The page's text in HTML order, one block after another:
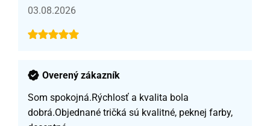
03.08.2026
Overený zákazník
Som spokojná.Rýchlosť a kvalita bola
dobrá.Objednané tričká sú kvalitné, peknej farby,